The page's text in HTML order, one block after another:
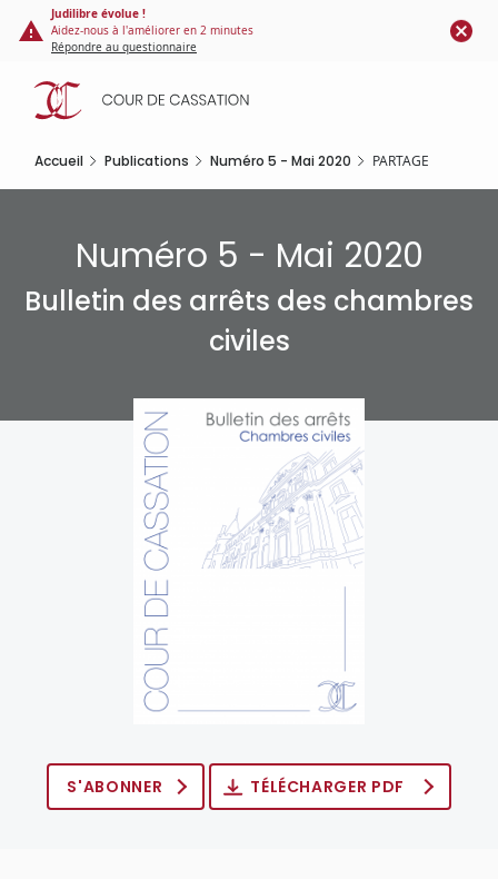
Panneau de gestion des cookies
contenu
principal
Judilibre évolue !
Aidez-nous à l'améliorer en 2 minutes
Répondre au questionnaire
Accueil Publications Numéro 5 - Mai 2020 PARTAGE
Numéro 5 - Mai 2020
Bulletin des arrêts des chambres
civiles
S'ABONNER TÉLÉCHARGER PDF